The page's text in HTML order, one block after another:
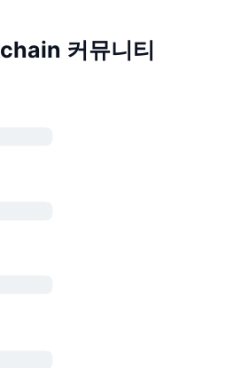
커뮤니티